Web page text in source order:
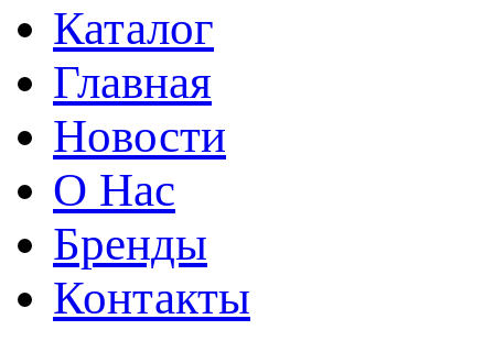
Каталог
Главная
Новости
О Нас
Бренды
Контакты